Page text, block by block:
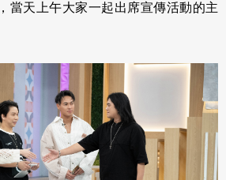
當天上午大家一起出席宣傳活動的主